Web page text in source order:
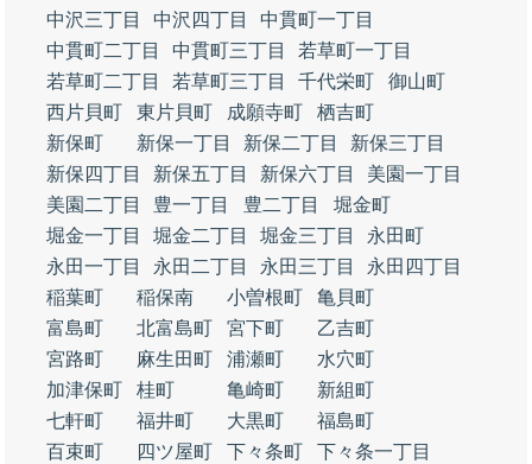
中沢三丁目
中沢四丁目
中貫町一丁目
中貫町二丁目
中貫町三丁目
若草町一丁目
若草町二丁目
若草町三丁目 千代栄町
御山町
西片貝町
東片貝町 成願寺町
栖吉町
新保町
新保一丁目 新保二丁目
新保三丁目
新保四丁目
新保五丁目 新保六丁目
美園一丁目
美園二丁目
豊一丁目 豊二丁目
堀金町
堀金一丁目
堀金二丁目 堀金三丁目
永田町
永田一丁目
永田二丁目 永田三丁目
永田四丁目
稲葉町
稲保南 小曽根町
亀貝町
富島町
北富島町 宮下町
乙吉町
宮路町
麻生田町 浦瀬町
水穴町
加津保町
桂町 亀崎町
新組町
七軒町
福井町 大黒町
福島町
百束町
四ツ屋町 下々条町
下々条一丁目